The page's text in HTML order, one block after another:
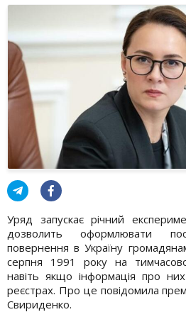
Уряд запускає річний
дозволить оформлювати
повернення в Україну
серпня 1991 року на тимчасово
навіть якщо інформація про
реєстрах. Про це повідомила
Свириденко.